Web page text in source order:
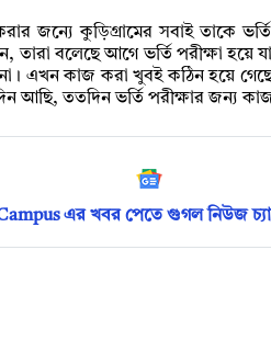
করার জন্যে কুড়িগ্রামের সবাই তাকে
তারা বলেছে আগে ভর্তি পরীক্ষা হয়ে
এখন কাজ করা খুবই কঠিন হয়ে গেছে।
আছি, ততদিন ভর্তি পরীক্ষার জন্য
এর খবর পেতে গুগল নিউজ